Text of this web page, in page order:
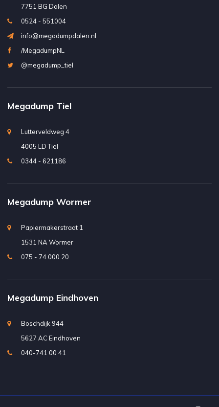
7751 BG Dalen
0524 - 551004
info@megadumpdalen.nl
/MegadumpNL
@megadump_tiel
Megadump Tiel
Lutterveldweg 4
4005 LD Tiel
0344 - 621186
Megadump Wormer
Papiermakerstraat 1
1531 NA Wormer
075 - 74 000 20
Megadump Eindhoven
Boschdijk 944
5627 AC Eindhoven
040-741 00 41